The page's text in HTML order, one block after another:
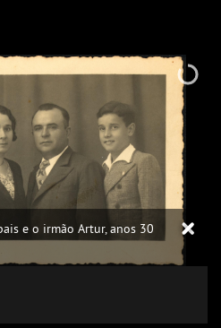
e o irmão Artur, anos 30